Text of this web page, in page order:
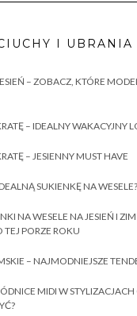
I UBRANIA
– ZOBACZ, KTÓRE
– IDEALNY WAKACYJNY
– JESIENNY MUST HAVE
SUKIENKĘ NA WESELE?
NA WESELE NA JESIEŃ I
TEJ PORZE ROKU
– NAJMODNIEJSZE
MIDI W